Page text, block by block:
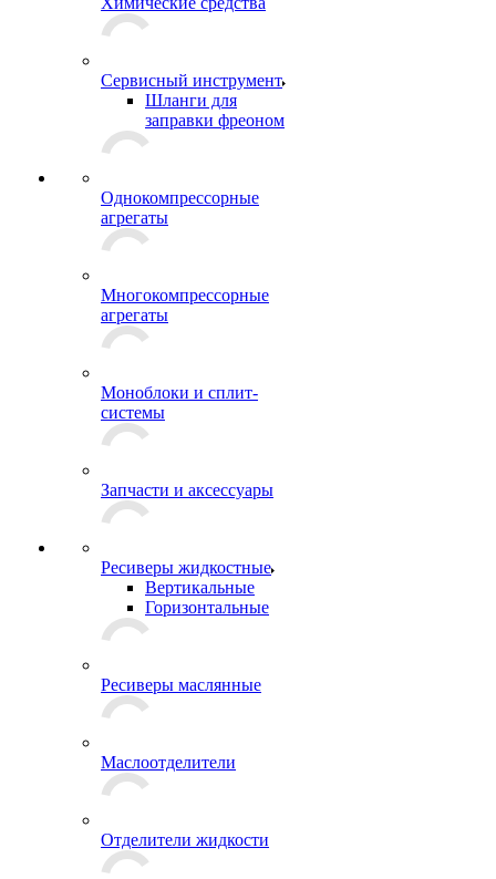
Сервисный инструмент
Шланги для
заправки фреоном
Однокомпрессорные
агрегаты
Многокомпрессорные
агрегаты
Моноблоки и сплит-
системы
Запчасти и аксессуары
Ресиверы жидкостные
Вертикальные
Горизонтальные
Ресиверы маслянные
Маслоотделители
Отделители жидкости